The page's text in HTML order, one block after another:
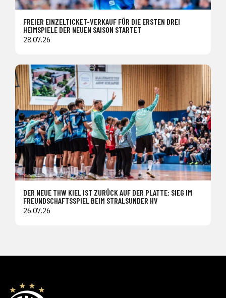
FREIER EINZELTICKET-VERKAUF FÜR DIE ERSTEN DREI
HEIMSPIELE DER NEUEN SAISON STARTET
28.07.26
DER NEUE THW KIEL IST ZURÜCK AUF DER PLATTE: SIEG IM
FREUNDSCHAFTSSPIEL BEIM STRALSUNDER HV
26.07.26